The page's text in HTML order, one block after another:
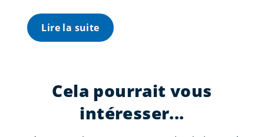
Lire la suite
Cela pourrait vous
intéresser...